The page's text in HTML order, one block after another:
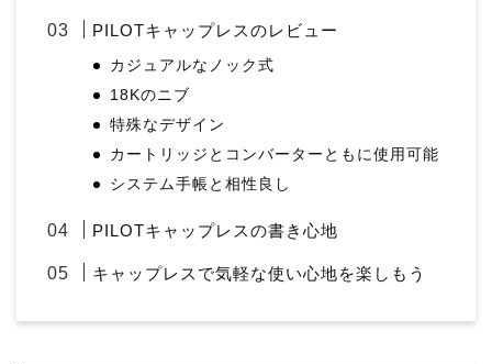
PILOTキャップレスのレビュー
カジュアルなノック式
18Kのニブ
特殊なデザイン
カートリッジとコンバーターともに使用可能
システム手帳と相性良し
PILOTキャップレスの書き心地
キャップレスで気軽な使い心地を楽しもう